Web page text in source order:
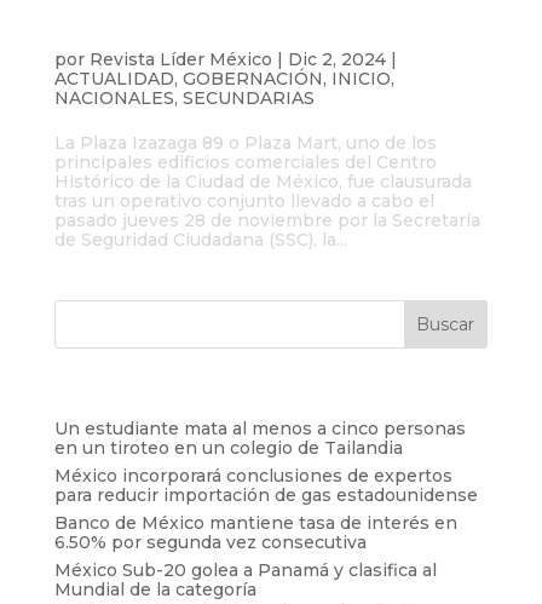
por Revista Líder México | Dic 2, 2024|
ACTUALIDAD, GOBERNACIÓN, INICIO,
NACIONALES, SECUNDARIAS
La Plaza Izazaga 89 o Plaza Mart, uno de los
principales edificios comerciales del Centro
Histórico de la Ciudad de México, fue clausurada
tras un operativo conjunto llevado a cabo el
pasado jueves 28 de noviembre por la Secretaría
de Seguridad Ciudadana (SSC), la...
Un estudiante mata al menos a cinco personas
en un tiroteo en un colegio de Tailandia
México incorporará conclusiones de expertos
para reducir importación de gas estadounidense
Banco de México mantiene tasa de interés en
6.50% por segunda vez consecutiva
México Sub-20 golea a Panamá y clasifica al
Mundial de la categoría